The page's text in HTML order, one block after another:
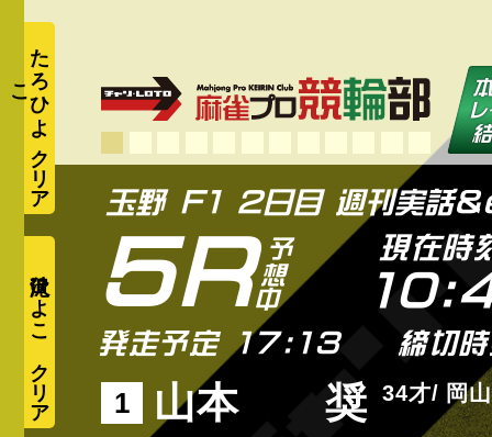
5R
発走予定 17:13 締切
1 山本 奨 34 岡山
現在時
滝沢ひよこ
た
ろ
ひ
よ
こ